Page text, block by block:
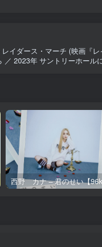
イダース・マーチ (映画『レ
／ 2023年 サントリーホール